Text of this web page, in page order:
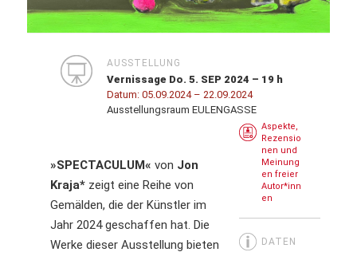
AUSSTELLUNG
Vernissage Do. 5. SEP 2024 – 19 h
Datum: 05.09.2024 – 22.09.2024
Ausstellungsraum EULENGASSE
Aspekte,
Rezensio
nen und
Meinung
en freier
Autor*inn
en
DATEN
»SPECTACULUM« von Jon
Kraja*zeigt eine Reihe von
Gemälden, die der Künstler im
Jahr 2024 geschaffen hat. Die
Werke dieser Ausstellung bieten